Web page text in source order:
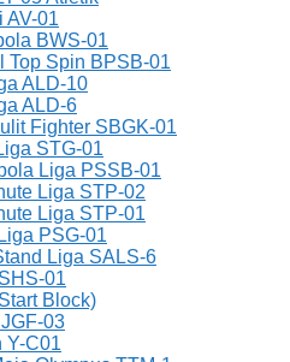
AV-01
BWS-01
Top Spin BPSB-01
ALD-10
ALD-6
Fighter SBGK-01
STG-01
Liga PSSB-01
Liga STP-02
Liga STP-01
PSG-01
Liga SALS-6
01
Block)
03
Y-C01